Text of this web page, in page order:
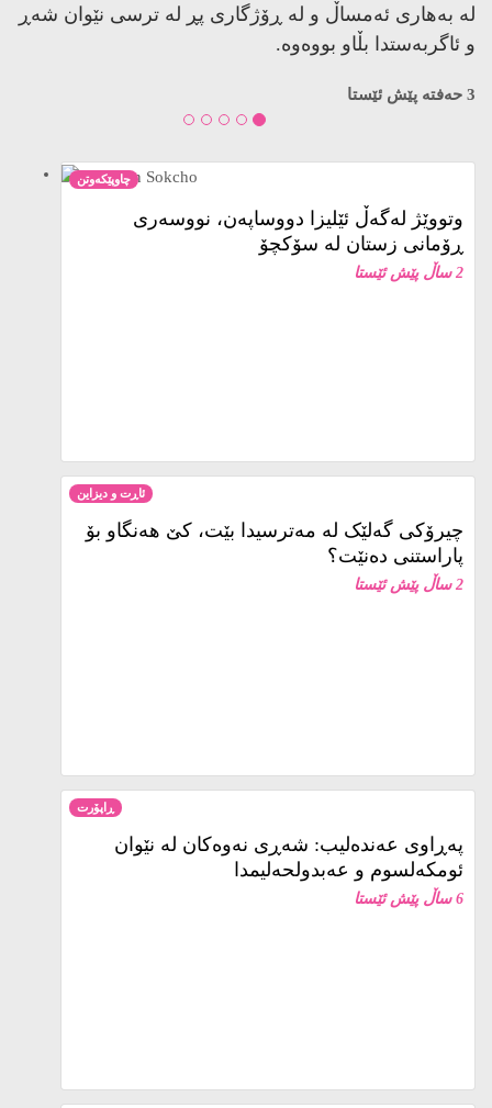
لە بەهاری ئەمساڵ و لە ڕۆژگاری پڕ لە ترسی نێوان شەڕ
و ئاگربەستدا بڵاو بووەوە.
3 حەفتە پێش ئێستا
چاوپێکەوتن
وتووێژ لەگەڵ ئێلیزا دووساپەن، نووسەری
ڕۆمانی زستان لە سۆکچۆ
2 ساڵ پێش ئێستا
ئاڕت و دیزاین
چیرۆکی گەلێک لە مەترسیدا بێت، کێ هەنگاو بۆ
پاراستنی دەنێت؟
2 ساڵ پێش ئێستا
ڕاپۆرت
پەڕاوی عەندەلیب: شەڕی نەوەکان لە نێوان
ئومکەلسوم و عەبدولحەلیمدا
6 ساڵ پێش ئێستا